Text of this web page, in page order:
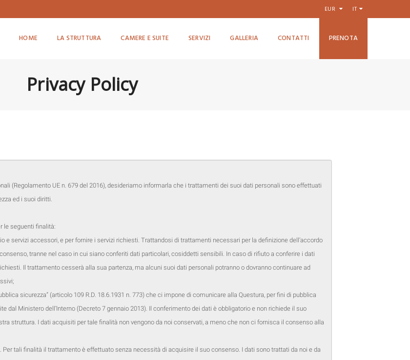
EUR IT
HOME LA STRUTTURA CAMERE E SUITE SERVIZI GALLERIA CONTATTI PRENOTA
Privacy Policy